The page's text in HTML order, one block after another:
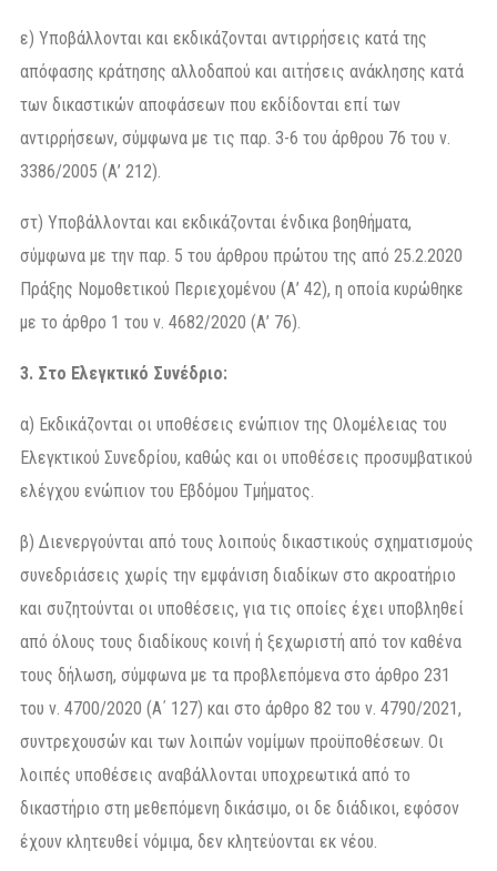
ε) Υποβάλλονται και εκδικάζονται αντιρρήσεις κατά της
απόφασης κράτησης αλλοδαπού και αιτήσεις ανάκλησης κατά
των δικαστικών αποφάσεων που εκδίδονται επί των
αντιρρήσεων, σύμφωνα με τις παρ. 3-6 του άρθρου 76 του ν.
3386/2005 (Α’ 212).
στ) Υποβάλλονται και εκδικάζονται ένδικα βοηθήματα,
σύμφωνα με την παρ. 5 του άρθρου πρώτου της από 25.2.2020
Πράξης Νομοθετικού Περιεχομένου (Α’ 42), η οποία κυρώθηκε
με το άρθρο 1 του ν. 4682/2020 (Α’ 76).
3. Στο Ελεγκτικό Συνέδριο:
α) Εκδικάζονται οι υποθέσεις ενώπιον της Ολομέλειας του
Ελεγκτικού Συνεδρίου, καθώς και οι υποθέσεις προσυμβατικού
ελέγχου ενώπιον του Εβδόμου Τμήματος.
β) Διενεργούνται από τους λοιπούς δικαστικούς σχηματισμούς
συνεδριάσεις χωρίς την εμφάνιση διαδίκων στο ακροατήριο
και συζητούνται οι υποθέσεις, για τις οποίες έχει υποβληθεί
από όλους τους διαδίκους κοινή ή ξεχωριστή από τον καθένα
τους δήλωση, σύμφωνα με τα προβλεπόμενα στο άρθρο 231
του ν. 4700/2020 (Α΄ 127) και στο άρθρο 82 του ν. 4790/2021,
συντρεχουσών και των λοιπών νομίμων προϋποθέσεων. Oι
λοιπές υποθέσεις αναβάλλονται υποχρεωτικά από το
δικαστήριο στη μεθεπόμενη δικάσιμο, οι δε διάδικοι, εφόσον
έχουν κλητευθεί νόμιμα, δεν κλητεύονται εκ νέου.